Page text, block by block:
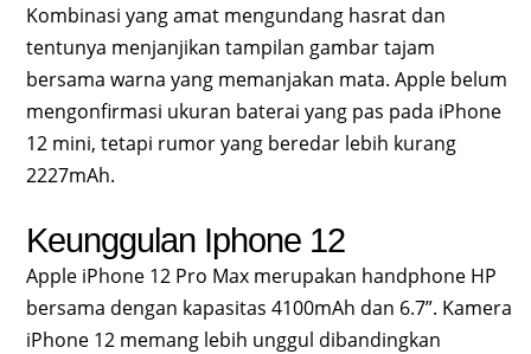
Kombinasi yang amat mengundang hasrat dan
tentunya menjanjikan tampilan gambar tajam
bersama warna yang memanjakan mata. Apple belum
mengonfirmasi ukuran baterai yang pas pada iPhone
12 mini, tetapi rumor yang beredar lebih kurang
2227mAh.
Keunggulan Iphone 12
Apple iPhone 12 Pro Max merupakan handphone HP
bersama dengan kapasitas 4100mAh dan 6.7”. Kamera
iPhone 12 memang lebih unggul dibandingkan